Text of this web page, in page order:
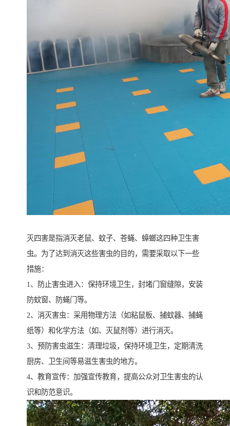
灭四害是指消灭老鼠、蚊子、苍蝇、蟑螂这四种卫生害
虫。为了达到消灭这些害虫的目的，需要采取以下一些
措施：
1、防止害虫进入：保持环境卫生，封堵门窗缝隙，安装
防蚊窗、防蝇门等。
2、消灭害虫：采用物理方法（如粘鼠板、捕蚊器、捕蝇
纸等）和化学方法（如、灭鼠剂等）进行消灭。
3、预防害虫滋生：清理垃圾，保持环境卫生，定期清洗
厨房、卫生间等易滋生害虫的地方。
4、教育宣传：加强宣传教育，提高公众对卫生害虫的认
识和防范意识。